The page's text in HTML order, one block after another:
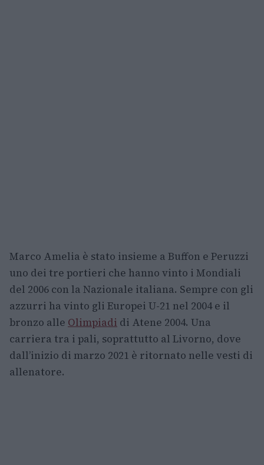
Marco Amelia è stato insieme a Buffon e Peruzzi
uno dei tre portieri che hanno vinto i Mondiali
del 2006 con la Nazionale italiana. Sempre con gli
azzurri ha vinto gli Europei U-21 nel 2004 e il
bronzo alle Olimpiadi di Atene 2004. Una
carriera tra i pali, soprattutto al Livorno, dove
dall’inizio di marzo 2021 è ritornato nelle vesti di
allenatore.